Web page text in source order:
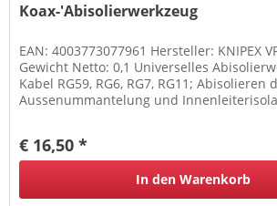
Koax-'Abisolierwerkzeug
EAN: 4003773077961 Hersteller: KNIPEX
Gewicht Netto: 0,1 Universelles
Kabel RG59, RG6, RG7, RG11; Abisolieren
Aussenummantelung und
€ 16,50 *
In den Warenkorb